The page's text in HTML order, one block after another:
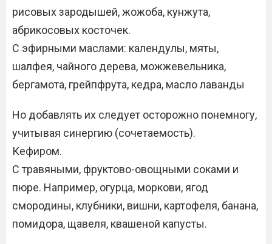
рисовых зародышей, жожоба, кунжута,
абрикосовых косточек.
С эфирными маслами: календулы, мяты,
шалфея, чайного дерева, можжевельника,
бергамота, грейпфрута, кедра, масло лаванды
Но добавлять их следует осторожно понемногу,
учитывая синергию (сочетаемость).
Кефиром.
С травяными, фруктово-овощными соками и
пюре. Например, огурца, моркови, ягод
смородины, клубники, вишни, картофеля, банана,
помидора, щавеля, квашеной капусты.